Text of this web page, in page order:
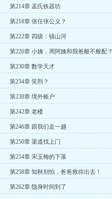
第214章 孟氏铁器坊
第218章 张任张公义？
第222章 四级：镇山河
第226章 小姨，周阿姨和我爸般不般配？
第230章 数学天才
第234章 笑刑？
第238章 境外账户
第242章 老楼
第246章 跟我们走一趟
第250章 渠道找上门
第254章 宋玉梅的下落
第258章 知秋别怕，爸爸救你出去！
第262章 隐身时间到了